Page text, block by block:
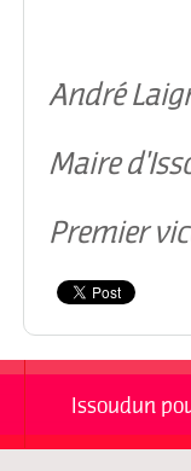
André
Maire
Premier
Issoudun